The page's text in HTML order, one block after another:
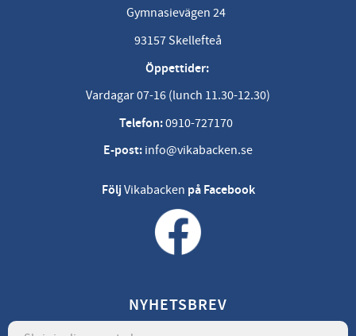
Gymnasievägen 24
93157 Skellefteå
Öppettider:
Vardagar 07-16 (lunch 11.30-12.30)
Telefon:0910-727170
E-post: info@vikabacken.se
FöljVikabacken på Facebook
NYHETSBREV